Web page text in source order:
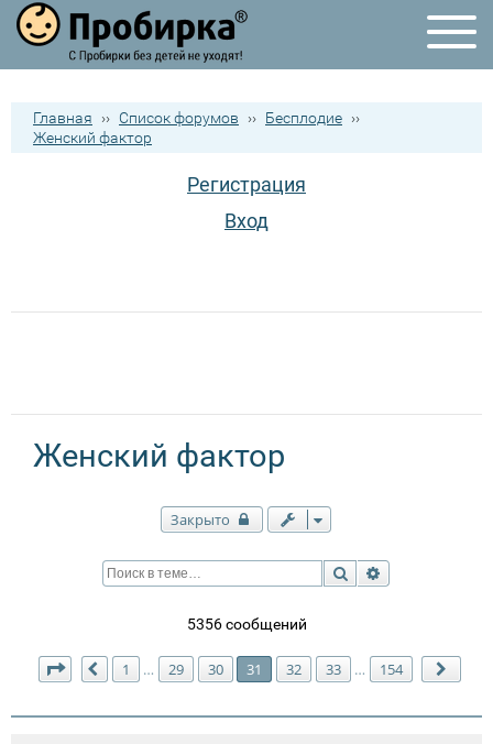
Главная ›› Список форумов ›› Бесплодие ››
Женский фактор
Регистрация
Вход
Женский фактор
Закрыто
Поиск
5356 сообщений
Страница 31 из154
Пред.
1 … 29 30 31 32 33 … 154